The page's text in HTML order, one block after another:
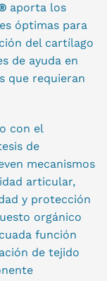
aporta los
óptimas para
del cartílago
de ayuda en
que requieran
con el
de
mecanismos
articular,
y protección
orgánico
función
de tejido